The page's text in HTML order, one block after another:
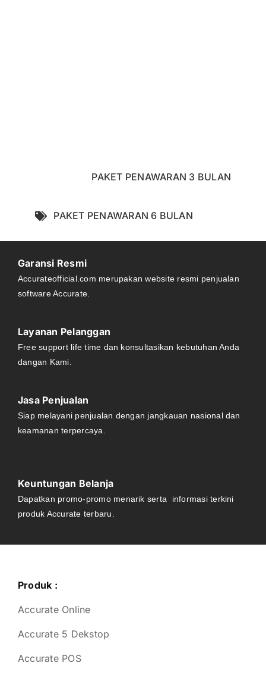
PAKET PENAWARAN 3 BULAN
PAKET PENAWARAN 6 BULAN
Garansi Resmi
Accurateofficial.com merupakan website resmi penjualan
software Accurate.
Layanan Pelanggan
Free support life time dan konsultasikan kebutuhan Anda
dangan Kami.
Jasa Penjualan
Siap melayani penjualan dengan jangkauan nasional dan
keamanan terpercaya.
Keuntungan Belanja
Dapatkan promo-promo menarik serta informasi terkini
produk Accurate terbaru.
Produk :
Accurate Online
Accurate 5 Dekstop
Accurate POS